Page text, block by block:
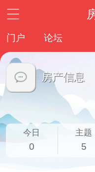
门户 论坛
房产信息
今日
0
主题
5